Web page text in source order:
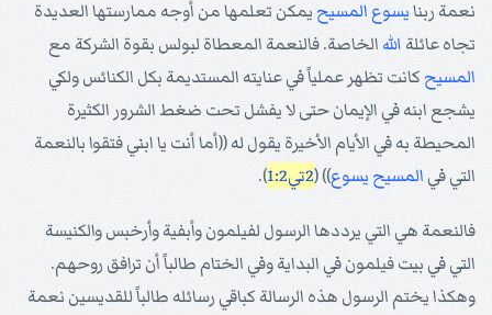
نعمة ربنايسوع المسيح يمكن تعلمها من أوجه ممارستها العديدة
تجاه عائلة الله الخاصة. فالنعمة المعطاة لبولس بقوة الشركة مع
المسيح كانت تظهر عملياً في عنايته المستديمة بكل الكنائس ولكي
يشجع ابنه في الإيمان حتى لا يفشل تحت ضغط الشرور الكثيرة
المحيطة به في الأيام الأخيرة يقول له ((أما أنت يا ابني فتقوا بالنعمة
التي في المسيح يسوع)) (2تي1:2 ).
فالنعمة هي التي يرددها الرسول لفيلمون وأبفية وأرخبس والكنيسة
التي في بيت فيلمون في البداية وفي الختام طالباً أن ترافق روحهم.
وهكذا يختم الرسول هذه الرسالة كباقي رسائله طالباً للقديسين نعمة